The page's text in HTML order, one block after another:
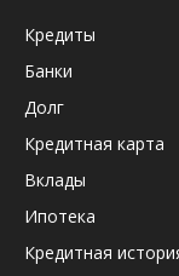
Кредиты
Банки
Долг
Кредитная карта
Вклады
Ипотека
Кредитная